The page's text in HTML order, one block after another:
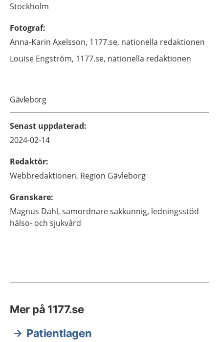
Stockholm
Fotograf:
Anna-Karin Axelsson, 1177.se, nationella redaktionen
Louise Engström, 1177.se, nationella redaktionen
Gävleborg
Senast uppdaterad:
2024-02-14
Redaktör:
Webbredaktionen, Region Gävleborg
Granskare:
Magnus Dahl, samordnare sakkunnig, ledningsstöd
hälso- och sjukvård
Mer på 1177.se
Patientlagen